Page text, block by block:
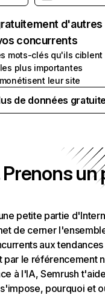
d'autres
concurrents
mots-clés qu'ils ciblent
plus importantes
leur site
de données
un
petite partie
de cerner
aux
par le référencement
à l'IA, Semrush
pourquoi et